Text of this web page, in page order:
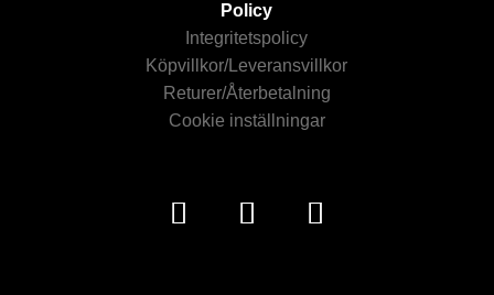
Policy
Integritetspolicy
Köpvillkor/Leveransvillkor
Returer/Återbetalning
Cookie inställningar